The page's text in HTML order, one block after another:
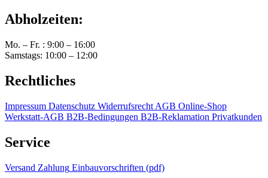
Abholzeiten:
Mo. – Fr. : 9:00 – 16:00
Samstags: 10:00 – 12:00
Rechtliches
Impressum Datenschutz Widerrufsrecht AGB Online-Shop
Werkstatt-AGB B2B-Bedingungen B2B-Reklamation Privatkunden
Service
Versand Zahlung Einbauvorschriften (pdf)